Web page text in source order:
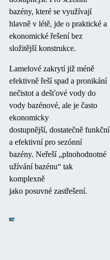
bazény, které se využívají
hlavně v létě, jde o praktické a
ekonomické řešení bez
složitější konstrukce.
Lamelové zakrytí již méně
efektivně řeší spad a pronikání
nečistot a dešťové vody do
vody bazénové, ale je často
ekonomicky
dostupnější, dostatečně funkční
a efektivní pro sezónní
bazény. Neřeší „plnohodnotné
užíváníbazénu“ tak
komplexně
jako posuvné zastřešení.